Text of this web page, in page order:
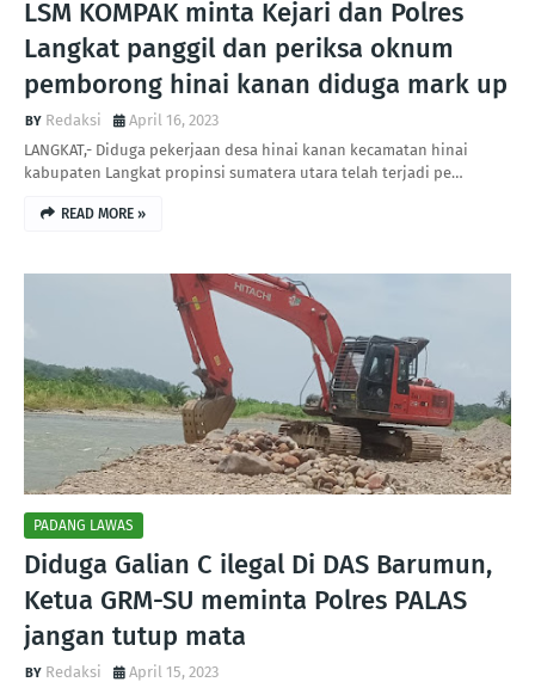
LSM KOMPAK minta Kejari dan Polres
Langkat panggil dan periksa oknum
pemborong hinai kanan diduga mark up
Redaksi
April 16, 2023
LANGKAT,- Diduga pekerjaan desa hinai kanan kecamatan hinai
kabupaten Langkat propinsi sumatera utara telah terjadi pe…
READ MORE »
PADANG LAWAS
Diduga Galian C ilegal Di DAS Barumun,
Ketua GRM-SU meminta Polres PALAS
jangan tutup mata
Redaksi
April 15, 2023